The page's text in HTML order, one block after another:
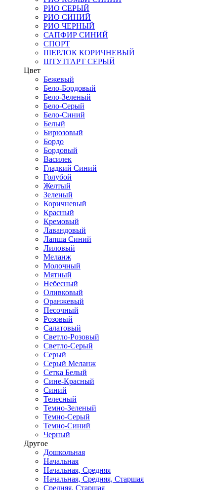
РИО СЕРЫЙ
РИО СИНИЙ
РИО ЧЕРНЫЙ
САПФИР СИНИЙ
СПОРТ
ШЕРЛОК КОРИЧНЕВЫЙ
ШТУТГАРТ СЕРЫЙ
Цвет
Бежевый
Бело-Бордовый
Бело-Зеленый
Бело-Серый
Бело-Синий
Белый
Бирюзовый
Бордо
Бордовый
Василек
Гладкий Синий
Голубой
Желтый
Зеленый
Коричневый
Красный
Кремовый
Лавандовый
Лапша Синий
Лиловый
Меланж
Молочный
Мятный
Небесный
Оливковый
Оранжевый
Песочный
Розовый
Салатовый
Светло-Розовый
Светло-Серый
Серый
Серый Меланж
Сетка Белый
Сине-Красный
Синий
Телесный
Темно-Зеленый
Темно-Серый
Темно-Синий
Черный
Другое
Дошкольная
Начальная
Начальная, Средняя
Начальная, Средняя, Старшая
Средняя, Старшая